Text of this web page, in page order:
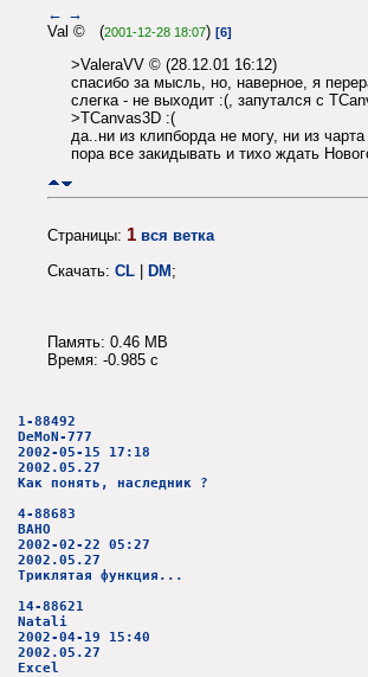
← →
Val © (2001-12-28 18:07) [6]
>ValeraVV © (28.12.01 16:12)
спасибо за мысль, но, наверное, я
слегка - не выходит :(, запутался с
>TCanvas3D :(
да..ни из клипборда не могу, ни из
пора все закидывать и тихо ждать
Страницы: 1 вся ветка
Скачать: CL | DM;
Память: 0.46 MB
Время: -0.985 c
1-88492
DeMoN-777
2002-05-15 17:18
2002.05.27
Как понять, наследник ?
4-88683
BAHO
2002-02-22 05:27
2002.05.27
Триклятая функция...
14-88621
Natali
2002-04-19 15:40
2002.05.27
Excel